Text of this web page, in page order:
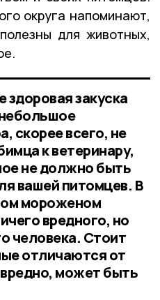
округа напоминают,
для животных,
закуска
скорее всего, не
к ветеринару,
не должно быть
вашей питомцев. В
мороженом
вредного, но
человека. Стоит
отличаются от
может быть